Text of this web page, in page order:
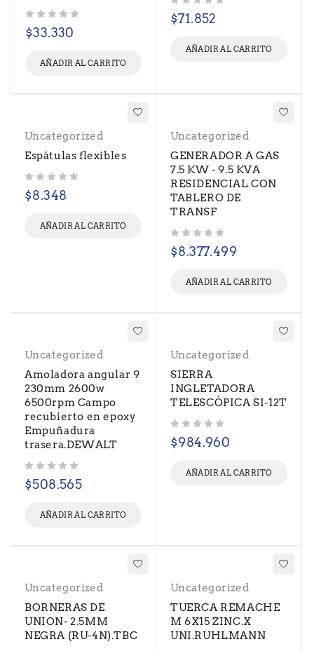
$33.330
AÑADIR AL CARRITO
$71.852
AÑADIR AL CARRITO
Uncategorized
Espátulas flexibles
$8.348
AÑADIR AL CARRITO
Uncategorized
GENERADOR A GAS
7.5 KW - 9.5 KVA
RESIDENCIAL CON
TABLERO DE
TRANSF
$8.377.499
AÑADIR AL CARRITO
Uncategorized
Amoladora angular 9
230mm 2600w
6500rpm Campo
recubierto en epoxy
Empuñadura
trasera.DEWALT
$508.565
AÑADIR AL CARRITO
Uncategorized
SIERRA
INGLETADORA
TELESCÓPICA SI-12T
$984.960
AÑADIR AL CARRITO
Uncategorized
BORNERAS DE
UNION- 2.5MM
NEGRA (RU-4N).TBC
Uncategorized
TUERCA REMACHE
M 6X15 ZINC.X
UNI.RUHLMANN